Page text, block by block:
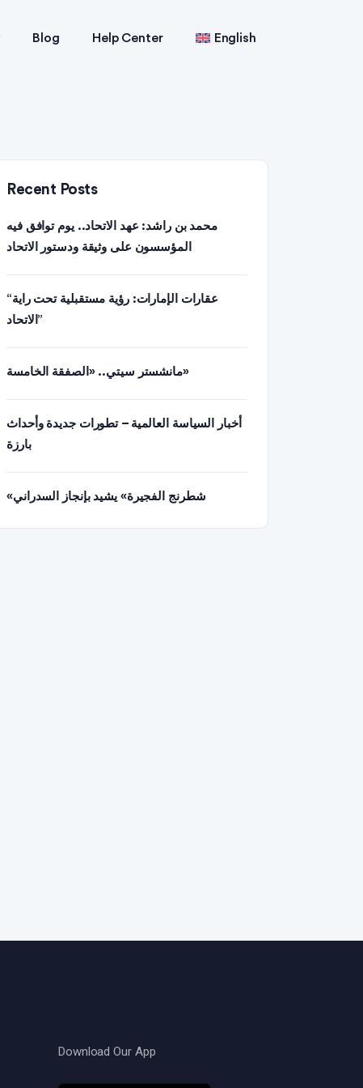
Blog Help Center English
Recent Posts
محمد بن راشد: عهد الاتحاد.. يوم توافق فيه
المؤسسون على وثيقة ودستور الاتحاد
“عقارات الإمارات: رؤية مستقبلية تحت راية
الاتحاد”
مانشستر سيتي.. «الصفقة الخامسة»
أخبار السياسة العالمية – تطورات جديدة وأحداث
بارزة
«شطرنج الفجيرة» يشيد بإنجاز السدراني
Download Our App